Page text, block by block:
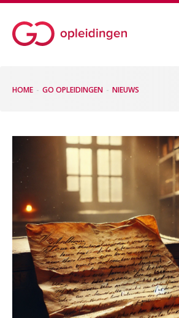
HOME GO OPLEIDINGEN NIEUWS